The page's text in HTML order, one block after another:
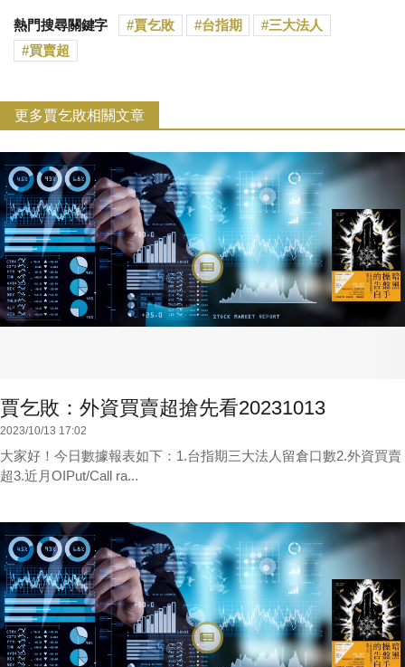
熱門搜尋關鍵字 賈乞敗 台指期
三大法人
買賣超
更多賈乞敗相關文章
賈乞敗：外資買賣超搶先看20231013
2023/10/13 17:02
大家好！今日數據報表如下：1.台指期三大法人留倉口數2.外資買賣
超3.近月OIPut/Call ra...